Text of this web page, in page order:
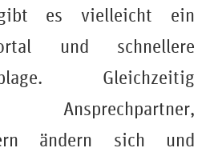
gibt es vielleicht ein
und schnellere
Gleichzeitig
ändern sich und